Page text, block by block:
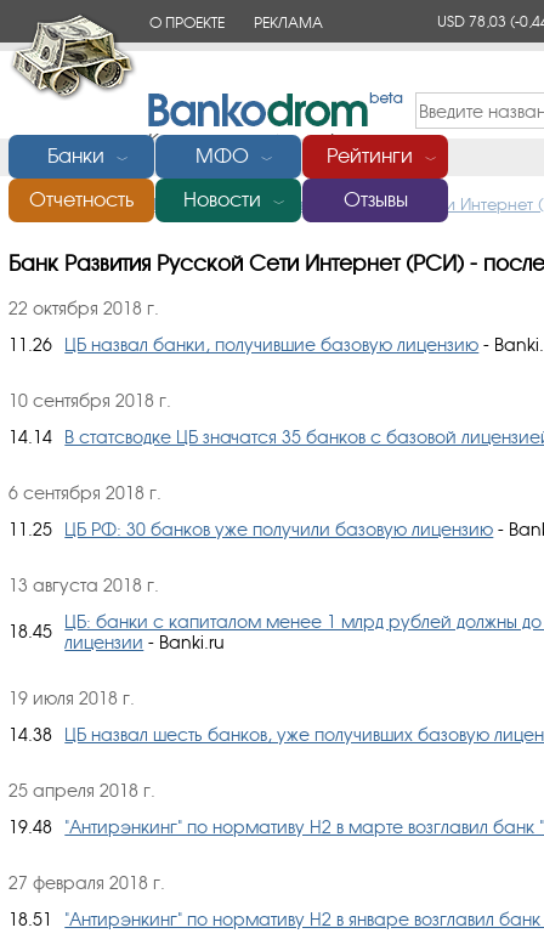
О ПРОЕКТЕ РЕКЛАМА USD 78,03(-
Банки ﹀ МФО ﹀ Рейтинги ﹀
Отчетность Новости ﹀ Отзывы
Главная/Банки России/Банк Развития Русской Сети
Банк Развития Русской Сети Интернет (РСИ) -
22 октября 2018 г.
11.26
ЦБ назвал банки, получившие базовую лицензию -
10 сентября 2018 г.
14.14
В статсводке ЦБ значатся 35 банков с базовой
6 сентября 2018 г.
11.25
ЦБ РФ: 30 банков уже получили базовую лицензию -
13 августа 2018 г.
18.45
ЦБ: банки с капиталом менее 1 млрд рублей должны до
лицензии - Banki.ru
19 июля 2018 г.
14.38
ЦБ назвал шесть банков, уже получивших базовую
25 апреля 2018 г.
19.48
"Антирэнкинг" по нормативу Н2 в марте возглавил банк
27 февраля 2018 г.
18.51
"Антирэнкинг" по нормативу Н2 в январе возглавил